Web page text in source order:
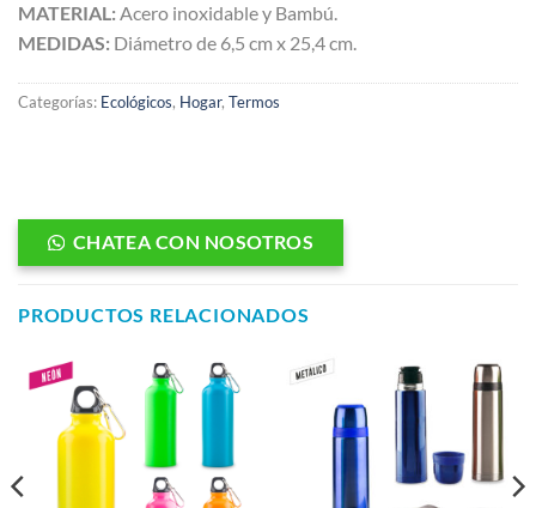
MATERIAL: Acero inoxidable y Bambú.
MEDIDAS: Diámetro de 6,5 cm x 25,4 cm.
Categorías: Ecológicos, Hogar, Termos
CHATEA CON NOSOTROS
PRODUCTOS RELACIONADOS